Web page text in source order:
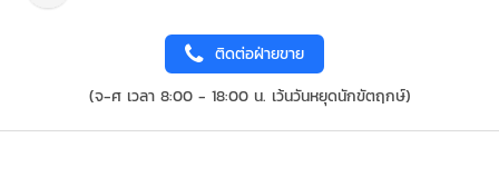
ติดต่อฝ่ายขาย
(จ-ศ เวลา 8:00 - 18:00 น. เว้นวันหยุดนักขัตฤกษ์)